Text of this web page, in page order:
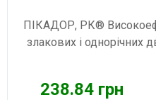
ПІКАДОР, РК®
злакових і однорічних
238.84 грн